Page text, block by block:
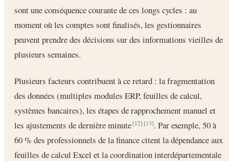
sont une conséquence courante de ces longs cycles : au
moment où les comptes sont finalisés, les gestionnaires
peuvent prendre des décisions sur des informations vieilles de
plusieurs semaines.
Plusieurs facteurs contribuent à ce retard : la fragmentation
des données (multiples modules ERP, feuilles de calcul,
systèmes bancaires), les étapes de rapprochement manuel et
les ajustements de dernière minute[12] [13]. Par exemple, 50 à
60 % des professionnels de la finance citent la dépendance aux
feuilles de calcul Excel et la coordination interdépartementale